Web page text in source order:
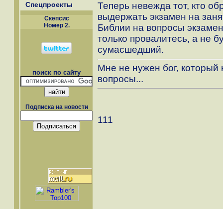
Спецпроекты
Скепсиc
Номер 2.
поиск по сайту
Подписка на новости
Теперь невежда тот, кто
выдержать экзамен на
Библии на вопросы
только провалитесь, а не
сумасшедший.
Мне не нужен бог, который
вопросы...
111